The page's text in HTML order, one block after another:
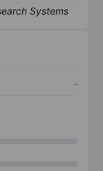
-